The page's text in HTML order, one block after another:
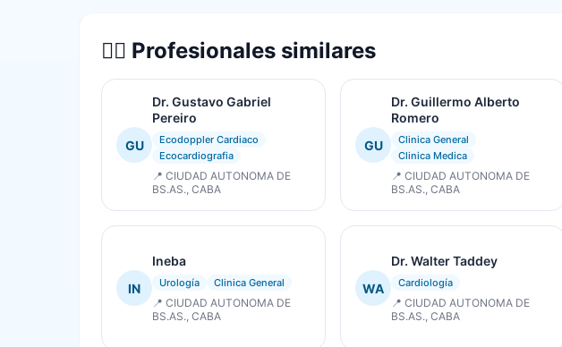
👨‍⚕️ Profesionales similares
GU
Dr. Gustavo Gabriel
Pereiro
Ecodoppler Cardiaco
Ecocardiografia
📍 CIUDAD AUTONOMA DE
BS.AS., CABA
GU
Dr. Guillermo Alberto
Romero
Clinica General
Clinica Medica
📍 CIUDAD AUTONOMA DE
BS.AS., CABA
IN
Ineba
Urología Clinica General
📍 CIUDAD AUTONOMA DE
BS.AS., CABA
WA
Dr. Walter Taddey
Cardiología
📍 CIUDAD AUTONOMA DE
BS.AS., CABA